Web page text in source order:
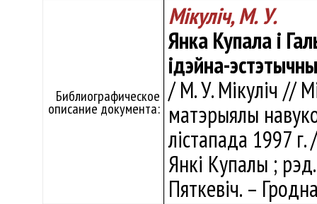
Библиографическое
описание документа:
Мікуліч, М. У.
Янка Купала і
ідэйна-
/ М. У. Мікуліч //
матэрыялы
лістапада 1997
Янкі Купалы ;
Пяткевіч. –